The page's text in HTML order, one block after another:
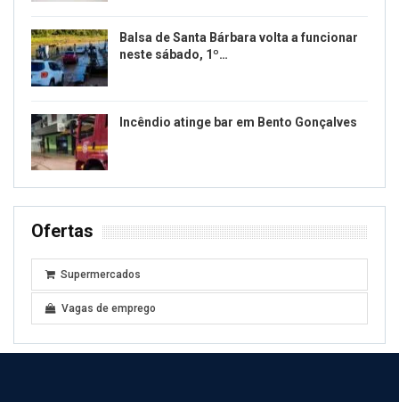
Balsa de Santa Bárbara volta a funcionar
neste sábado, 1º…
Incêndio atinge bar em Bento Gonçalves
Ofertas
Supermercados
Vagas de emprego